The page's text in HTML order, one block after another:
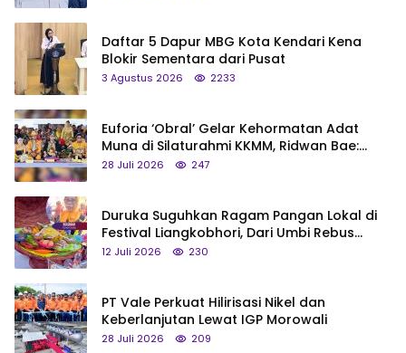
Daftar 5 Dapur MBG Kota Kendari Kena
Blokir Sementara dari Pusat
3 Agustus 2026 2233
Euforia ‘Obral’ Gelar Kehormatan Adat
Muna di Silaturahmi KKMM, Ridwan Bae:
Saya Bukan Tipe Begitu, Belum Pantas!
28 Juli 2026 247
Duruka Suguhkan Ragam Pangan Lokal di
Festival Liangkobhori, Dari Umbi Rebus
hingga Tumpeng Beras Muna
12 Juli 2026 230
PT Vale Perkuat Hilirisasi Nikel dan
Keberlanjutan Lewat IGP Morowali
28 Juli 2026 209